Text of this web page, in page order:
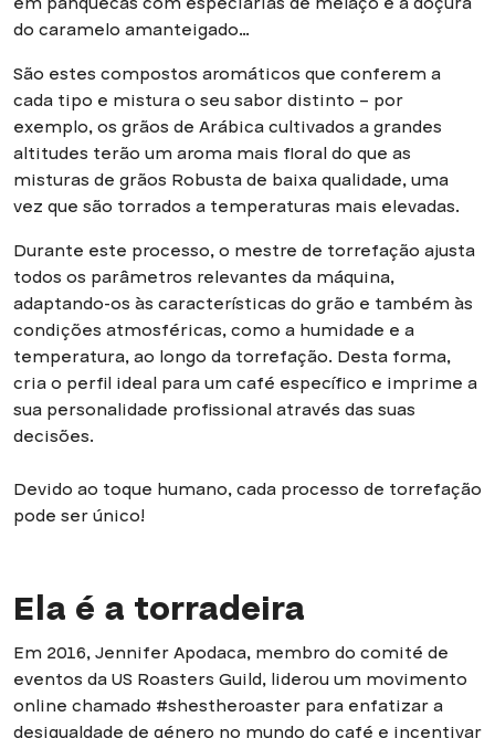
do caramelo amanteigado…
São estes compostos aromáticos que conferem a
cada tipo e mistura o seu sabor distinto – por
exemplo, os grãos de Arábica cultivados a grandes
altitudes terão um aroma mais floral do que as
misturas de grãos Robusta de baixa qualidade, uma
vez que são torrados a temperaturas mais elevadas.
Durante este processo, o mestre de torrefação ajusta
todos os parâmetros relevantes da máquina,
adaptando-os às características do grão e também às
condições atmosféricas, como a humidade e a
temperatura, ao longo da torrefação. Desta forma,
cria o perfil ideal para um café específico e imprime a
sua personalidade profissional através das suas
decisões.
Devido ao toque humano, cada processo de torrefação
pode ser único!
Ela é a torradeira
Em 2016, Jennifer Apodaca, membro do comité de
eventos da US Roasters Guild, liderou um movimento
online chamado #shestheroaster para enfatizar a
desigualdade de género no mundo do café e incentivar